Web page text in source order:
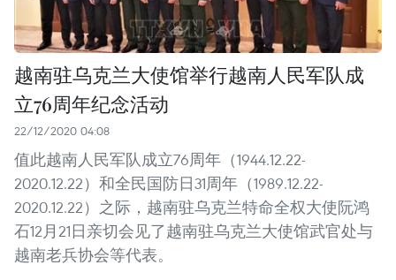
越南驻乌克兰大使馆举行越南人民军队成
立76周年纪念活动
22/12/2020 04:08
值此越南人民军队成立76周年（1944.12.22-
2020.12.22）和全民国防日31周年（1989.12.22-
2020.12.22）之际，越南驻乌克兰特命全权大使阮鸿
石12月21日亲切会见了越南驻乌克兰大使馆武官处与
越南老兵协会等代表。